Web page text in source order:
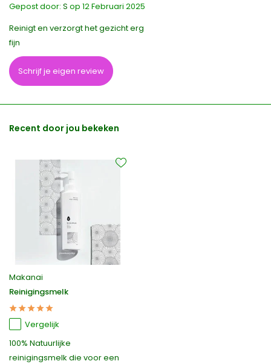
Gepost door: S op 12 Februari 2025
Reinigt en verzorgt het gezicht erg
fijn
Schrijf je eigen review
Recent door jou bekeken
Makanai
Reinigingsmelk
Vergelijk
100% Natuurlijke
reinigingsmelk die voor een